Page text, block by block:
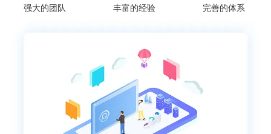
强大的团队 丰富的经验 完善的体系